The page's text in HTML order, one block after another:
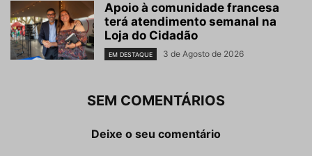
Apoio à comunidade francesa
terá atendimento semanal na
Loja do Cidadão
EM DESTAQUE 3 de Agosto de 2026
SEM COMENTÁRIOS
Deixe o seu comentário